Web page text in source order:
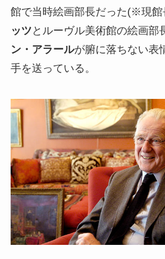
館で当時絵画部長だった(※現館
ッツ とルーヴル美術館の絵画部
ン・アラールが腑に落ちない表
手を送っている。